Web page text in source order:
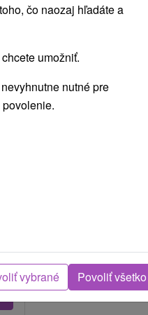
čo naozaj hľadáte a
umožniť.
nutné pre
vybrané Povoliť všetko